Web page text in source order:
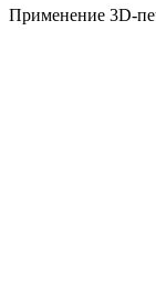
Применение 3D-